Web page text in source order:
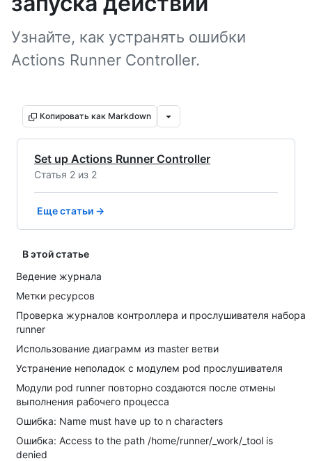
Узнайте, как устранять ошибки
Actions Runner Controller.
Копировать как Markdown
Set up Actions Runner Controller
Статья 2 из 2
Еще статьи →
В этой статье
Ведение журнала
Метки ресурсов
Проверка журналов контроллера и прослушивателя набора
runner
Использование диаграмм из master ветви
Устранение неполадок с модулем pod прослушивателя
Модули pod runner повторно создаются после отмены
выполнения рабочего процесса
Ошибка: Name must have up to n characters
Ошибка: Access to the path /home/runner/_work/_tool is
denied